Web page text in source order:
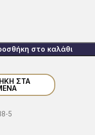
στο καλάθι
ΣΤΑ
5